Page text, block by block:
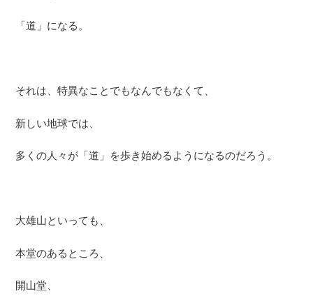
「道」になる。
それは、特異なことでもなんでもなくて、
新しい地球では、
多くの人々が「道」を歩き始めるようになるのだろう。
大雄山といっても、
本堂のあるところ、
開山堂、